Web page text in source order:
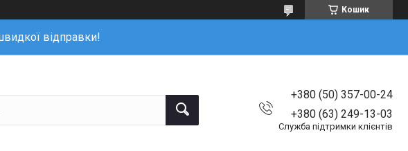
Кошик
відправки!
+380 (50) 357-00-24
+380 (63) 249-13-03
Служба підтримки клієнтів